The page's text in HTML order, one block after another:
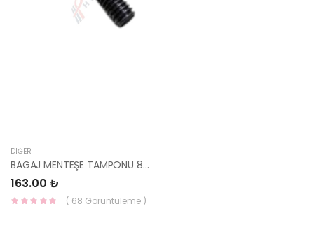
DIĞER
BAGAJ MENTEŞE TAMPONU 86421-37010-HMC
163.00 ₺
( 68 Görüntüleme )